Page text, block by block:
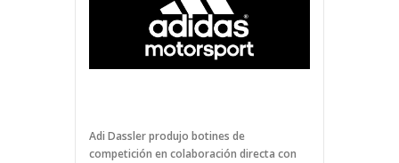
Adi Dassler produjo botines de
competición en colaboración directa con